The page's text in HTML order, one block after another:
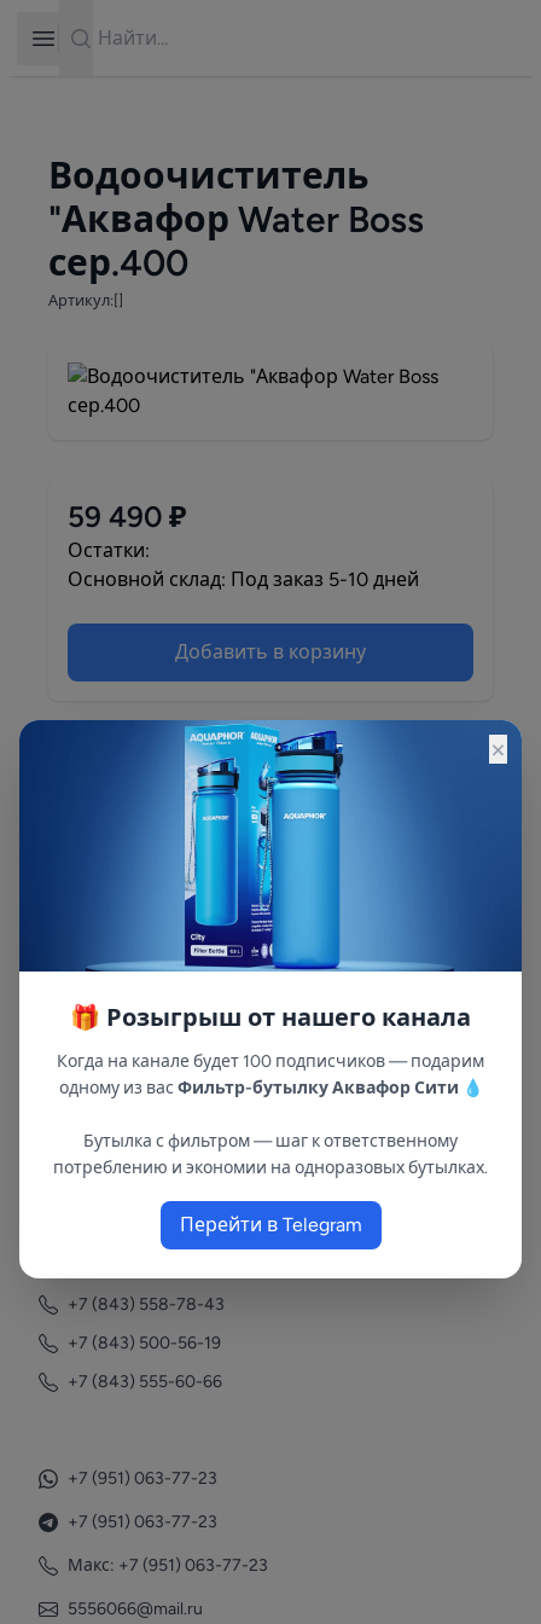
Open sidebar
Водоочиститель
"Аквафор Water Boss
сер.400
Артикул:[]
59 490 ₽
Остатки:
Основной склад: Под заказ 5-10 дней
Добавить в корзину
Описание и характеристики смотрите на
В республиках Татарстан и Марий Эл
с 2002 года.
+7 (843) 558-78-43
+7 (843) 500-56-19
+7 (843) 555-60-66
+7 (951) 063-77-23
+7 (951) 063-77-23
Макс: +7 (951) 063-77-23
5556066@mail.ru
×
🎁 Розыгрыш от нашего канала
Когда на канале будет 100 подписчиков — подарим
одному из вас Фильтр-бутылку Аквафор Сити 💧
Бутылка с фильтром — шаг к ответственному
потреблению и экономии на одноразовых бутылках.
Перейти в Telegram